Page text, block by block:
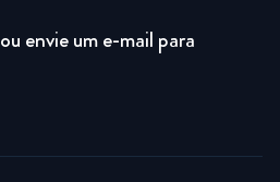
ou envie um e-mail para